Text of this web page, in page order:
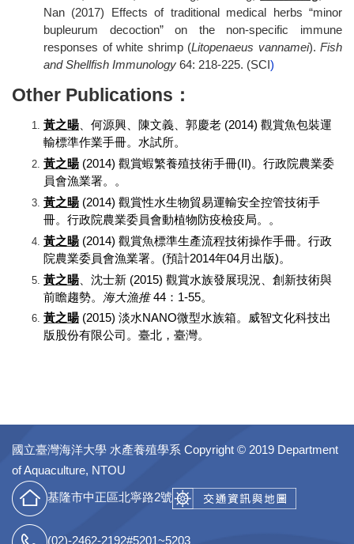
Nan (2017) Effects of traditional medical herbs “minor
bupleurum decoction” on the non-specific immune
responses of white shrimp (Litopenaeus vannamei). Fish
and Shellfish Immunology 64: 218-225. (SCI )
Other Publications：
黃之暘、何源興、陳文義、郭慶老 (2014) 觀賞魚包裝運
輸標準作業手冊。水試所。
黃之暘 (2014) 觀賞蝦繁養殖技術手冊(II)。行政院農業委
員會漁業署。。
黃之暘 (2014) 觀賞性水生物貿易運輸安全控管技術手
冊。行政院農業委員會動植物防疫檢疫局。。
黃之暘 (2014) 觀賞魚標準生產流程技術操作手冊。行政
院農業委員會漁業署。 (預計2014年04月出版)。
黃之暘 、沈士新 (2015) 觀賞水族發展現況、創新技術與
前瞻趨勢。
海大漁推44 ： 1-55。
黃之暘 (2015) 淡水NANO微型水族箱。威智文化科技出
版股份有限公司。臺北，臺灣。
國立臺灣海洋大學 水產養殖學系 Copyright © 2019 Department
of Aquaculture, NTOU
基隆市中正區北寧路2號
(02)-2462-2192#5201~5203